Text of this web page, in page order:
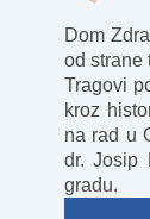
Dom
od strane
Tragovi
kroz
na rad u
dr. Josip
gradu.